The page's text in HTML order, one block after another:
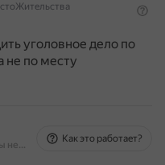
уголовное дело по
не по месту
На основе источников, возможны неточности
Как это работает?